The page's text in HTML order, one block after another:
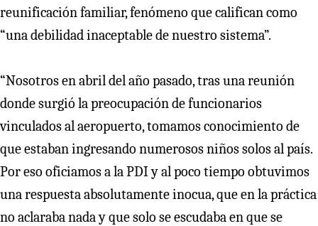
reunificación familiar, fenómeno que califican como
“una debilidad inaceptable de nuestro sistema”.
“Nosotros en abril del año pasado, tras una reunión
donde surgió la preocupación de funcionarios
vinculados al aeropuerto, tomamos conocimiento de
que estaban ingresando numerosos niños solos al país.
Por eso oficiamos a la PDI y al poco tiempo obtuvimos
una respuesta absolutamente inocua, que en la práctica
no aclaraba nada y que solo se escudaba en que se